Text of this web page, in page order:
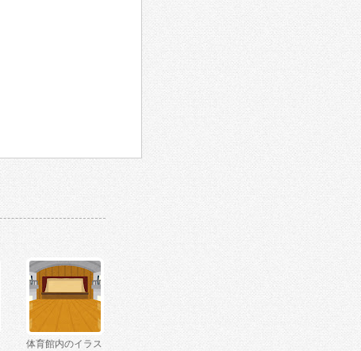
体育館内のイラス